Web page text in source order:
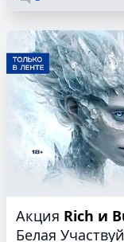
Акция Rich и
Белая